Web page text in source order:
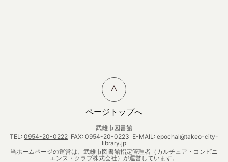
ページトップへ
武雄市図書館
TEL: 0954-20-0222 FAX: 0954-20-0223 E-MAIL: epochal@takeo-city-
library.jp
当ホームページの運営は、武雄市図書館指定管理者（カルチュア・コンビニ
エンス・クラブ株式会社）が運営しています。